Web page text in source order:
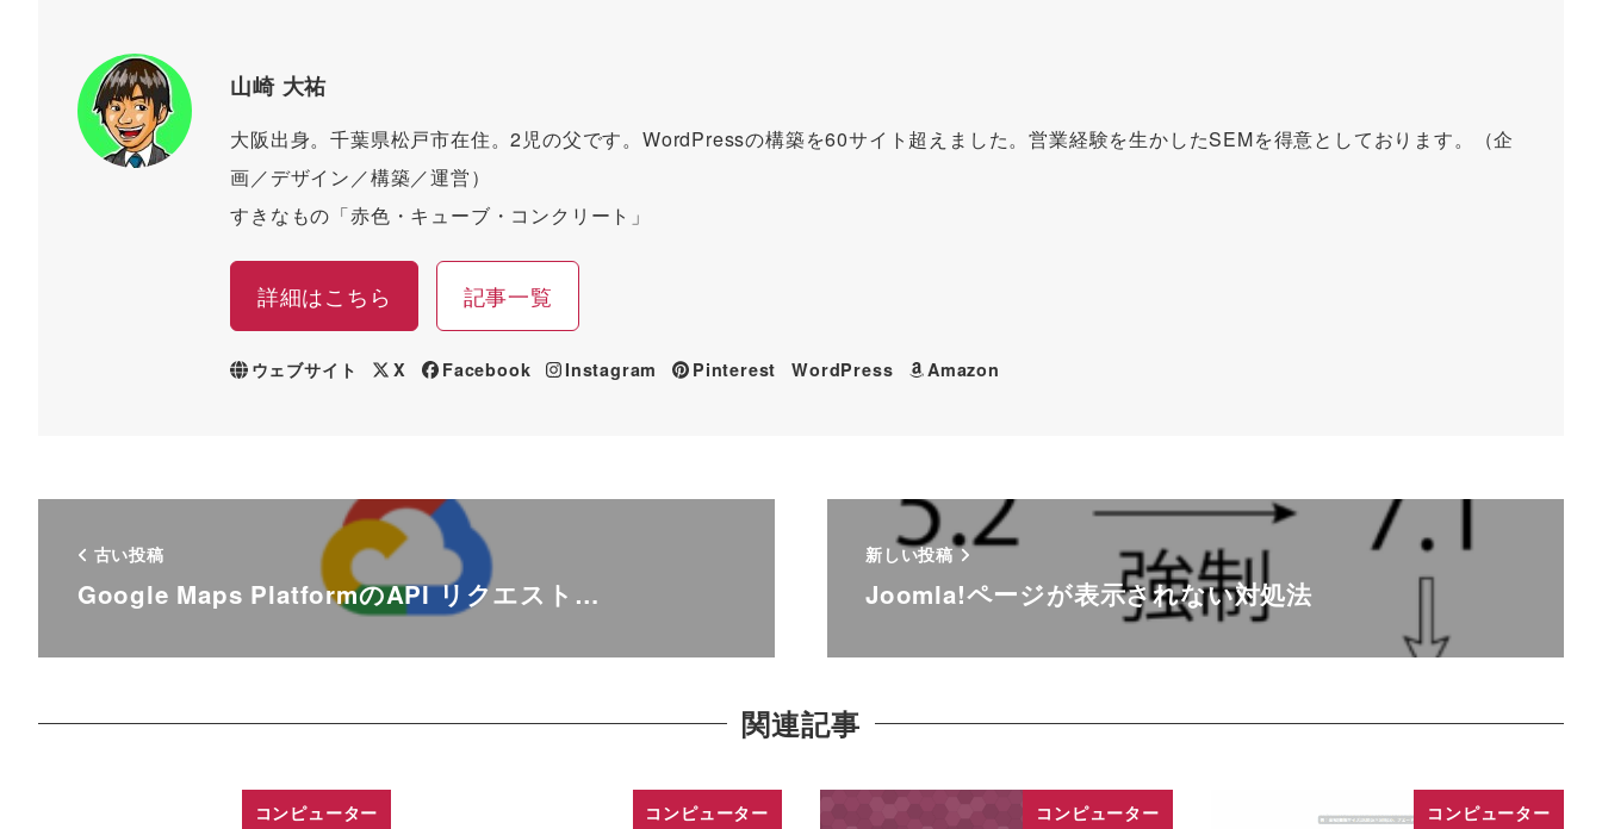
山崎 大祐
大阪出身。千葉県松戸市在住。2児の父です。WordPressの構築を60サイト超えました。営業経験を生かしたSEMを得意としております。（企
画／デザイン／構築／運営）
すきなもの「赤色・キューブ・コンクリート」
詳細はこちら 記事一覧
ウェブサイト X Facebook Instagram Pinterest WordPress Amazon
古い投稿
Google Maps PlatformのAPI リクエスト…
新しい投稿
Joomla!ページが表示されない対処法
関連記事
コンピューター コンピューター コンピューター コンピューター